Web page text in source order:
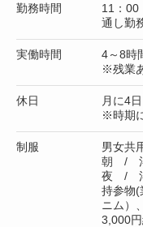
勤務時間
11：00
通し勤
実働時間
4～8時
※残業
休日
月に4
※時期
制服
男女共
朝 /
夜 /
持参物(
ニム）
3,000円